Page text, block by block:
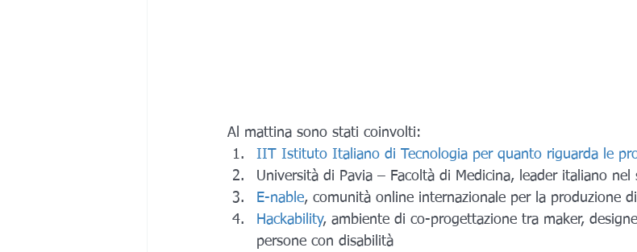
Al mattina sono stati coinvolti:
IIT Istituto Italiano di Tecnologia per quanto riguarda le
Università di Pavia – Facoltà di Medicina, leader italiano
E-nable, comunità online internazionale per la produzione
Hackability, ambiente di co-progettazione tra maker,
persone con disabilità